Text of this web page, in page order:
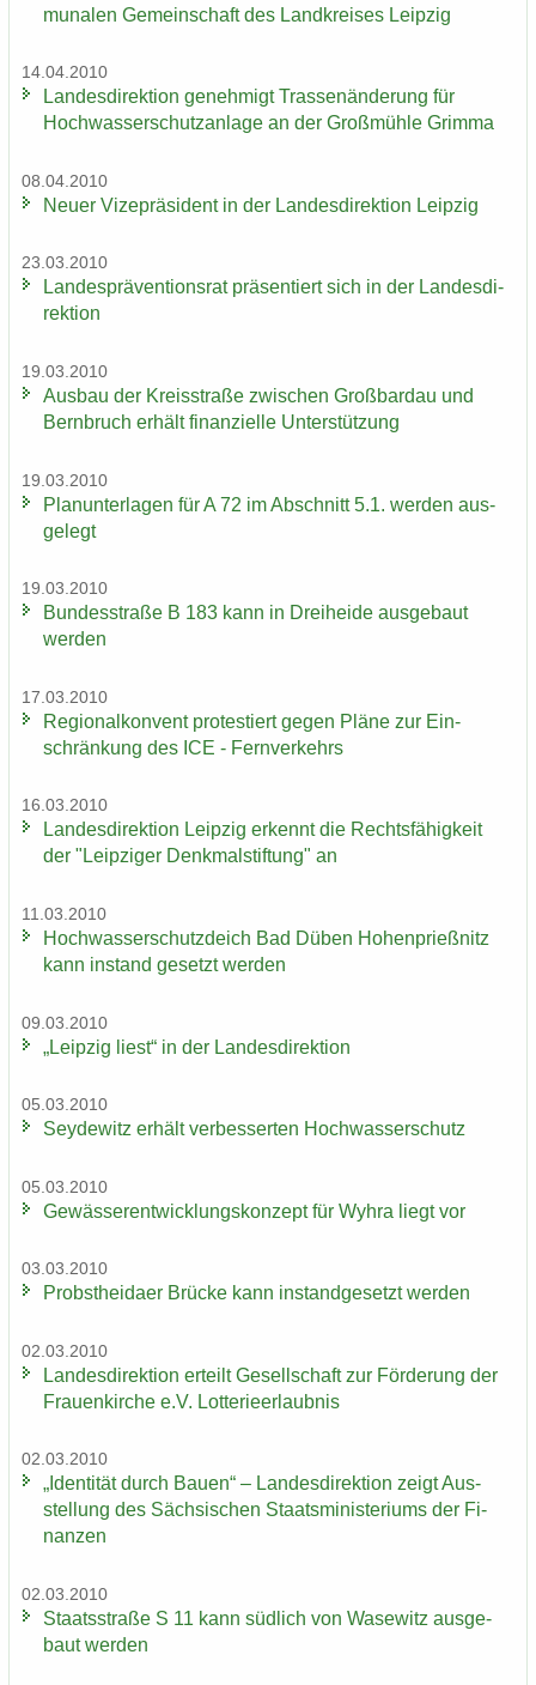
mu­na­len Ge­mein­schaft des Land­krei­ses Leip­zig
14.04.2010
Lan­des­di­rek­ti­on ge­neh­migt Tras­sen­än­de­rung für
Hoch­was­ser­schutz­an­la­ge an der Groß­müh­le Grim­ma
08.04.2010
Neuer Vi­ze­prä­si­dent in der Lan­des­di­rek­ti­on Leip­zig
23.03.2010
Lan­des­prä­ven­ti­ons­rat prä­sen­tiert sich in der Lan­des­di­
rek­ti­on
19.03.2010
Aus­bau der Kreis­stra­ße zwi­schen Groß­bardau und
Bern­bruch er­hält fi­nan­zi­el­le Un­ter­stüt­zung
19.03.2010
Plan­un­ter­la­gen für A 72 im Ab­schnitt 5.1. wer­den aus­
ge­legt
19.03.2010
Bun­des­stra­ße B 183 kann in Drei­hei­de aus­ge­baut
wer­den
17.03.2010
Re­gio­nal­kon­vent pro­tes­tiert gegen Pläne zur Ein­
schrän­kung des ICE - Fern­ver­kehrs
16.03.2010
Lan­des­di­rek­ti­on Leip­zig er­kennt die Rechts­fä­hig­keit
der "Leip­zi­ger Denk­mal­stif­tung" an
11.03.2010
Hoch­was­ser­schutz­deich Bad Düben Ho­hen­prieß­nitz
kann in­stand ge­setzt wer­den
09.03.2010
„Leip­zig liest“ in der Lan­des­di­rek­ti­on
05.03.2010
Sey­de­witz er­hält ver­bes­ser­ten Hoch­was­ser­schutz
05.03.2010
Ge­wäs­ser­ent­wick­lungs­kon­zept für Wyhra liegt vor
03.03.2010
Probst­hei­da­er Brü­cke kann in­stand­ge­setzt wer­den
02.03.2010
Lan­des­di­rek­ti­on er­teilt Ge­sell­schaft zur För­de­rung der
Frau­en­kir­che e.V. Lot­te­rie­er­laub­nis
02.03.2010
„Iden­ti­tät durch Bauen“ – Lan­des­di­rek­ti­on zeigt Aus­
stel­lung des Säch­si­schen Staats­mi­nis­te­ri­ums der Fi­
nan­zen
02.03.2010
Staats­stra­ße S 11 kann süd­lich von Wase­witz aus­ge­
baut wer­den